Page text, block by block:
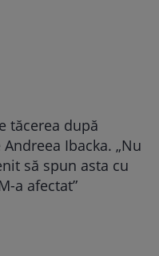
tăcerea după
Ibacka. „Nu
să spun asta cu
a afectat”